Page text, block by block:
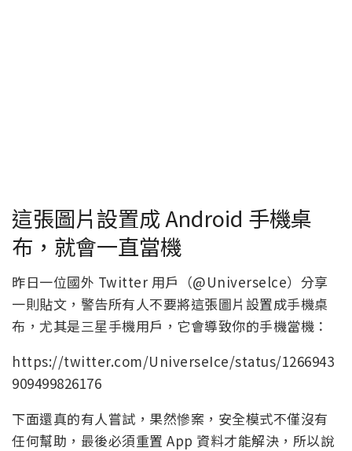
這張圖片設置成 Android 手機桌
布，就會一直當機
昨日一位國外 Twitter 用戶（@Universelce）分享
一則貼文，警告所有人不要將這張圖片設置成手機桌
布，尤其是三星手機用戶，它會導致你的手機當機：
https://twitter.com/UniverseIce/status/1266943
909499826176
下面還真的有人嘗試，果然慘案，安全模式不僅沒有
任何幫助，最後必須重置 App 資料才能解決，所以說